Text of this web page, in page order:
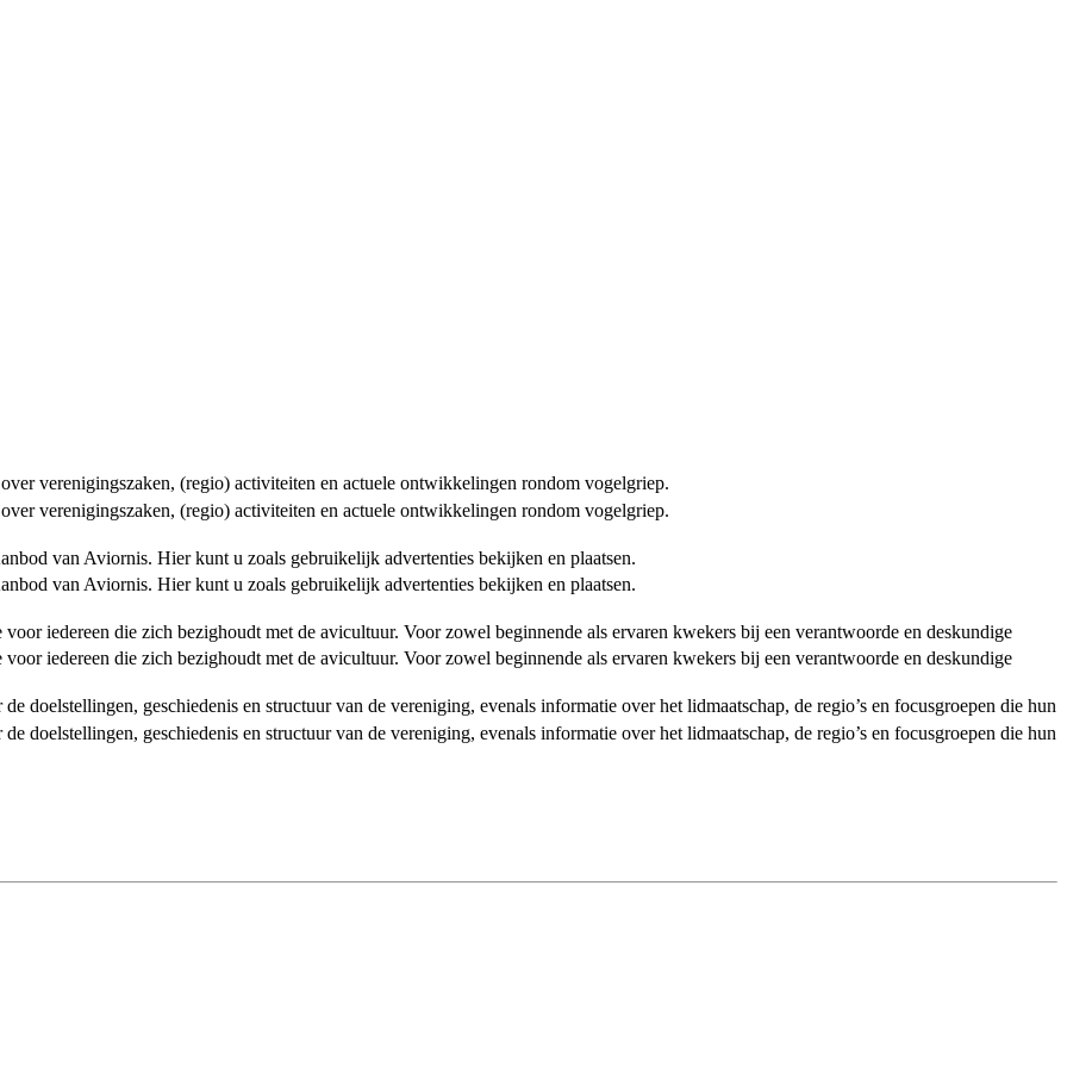
verenigingszaken, (regio) activiteiten en actuele ontwikkelingen rondom vogelgriep.
verenigingszaken, (regio) activiteiten en actuele ontwikkelingen rondom vogelgriep.
van Aviornis. Hier kunt u zoals gebruikelijk advertenties bekijken en plaatsen.
van Aviornis. Hier kunt u zoals gebruikelijk advertenties bekijken en plaatsen.
iedereen die zich bezighoudt met de avicultuur. Voor zowel beginnende als ervaren kwekers bij een verantwoorde en deskundige
iedereen die zich bezighoudt met de avicultuur. Voor zowel beginnende als ervaren kwekers bij een verantwoorde en deskundige
doelstellingen, geschiedenis en structuur van de vereniging, evenals informatie over het lidmaatschap, de regio’s en focusgroepen die hun
doelstellingen, geschiedenis en structuur van de vereniging, evenals informatie over het lidmaatschap, de regio’s en focusgroepen die hun